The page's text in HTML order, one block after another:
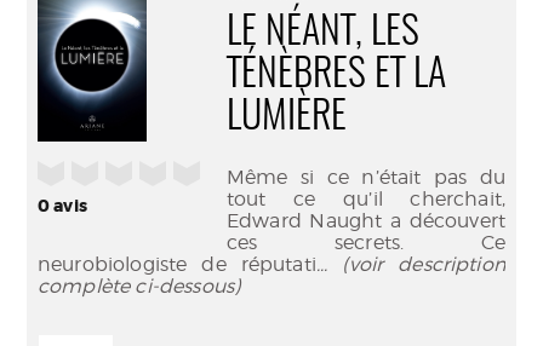
0avis
LE NÉANT, LES
TÉNÈBRES ET LA
LUMIÈRE
Même si ce n’était pas du
tout ce qu’il cherchait,
Edward Naught a découvert
ces secrets. Ce
neurobiologiste de réputati... (voir description
complète ci-dessous)